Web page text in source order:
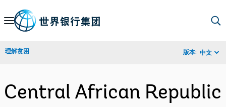
Skip
Navigation
理解贫困 版本: 中文
Central African Republic